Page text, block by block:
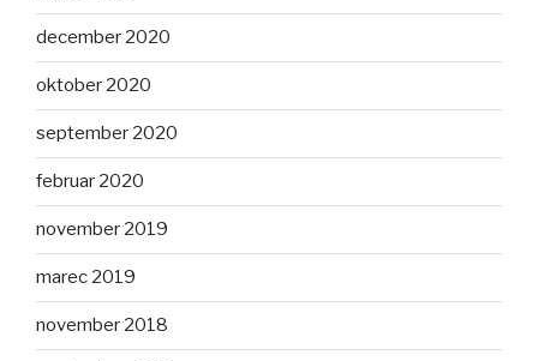
december 2020
oktober 2020
september 2020
februar 2020
november 2019
marec 2019
november 2018